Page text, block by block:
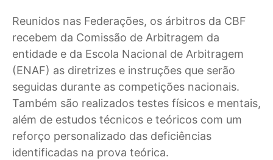
Reunidos nas Federações, os árbitros da CBF
recebem da Comissão de Arbitragem da
entidade e da Escola Nacional de Arbitragem
(ENAF) as diretrizes e instruções que serão
seguidas durante as competições nacionais.
Também são realizados testes físicos e mentais,
além de estudos técnicos e teóricos com um
reforço personalizado das deficiências
identificadas na prova teórica.